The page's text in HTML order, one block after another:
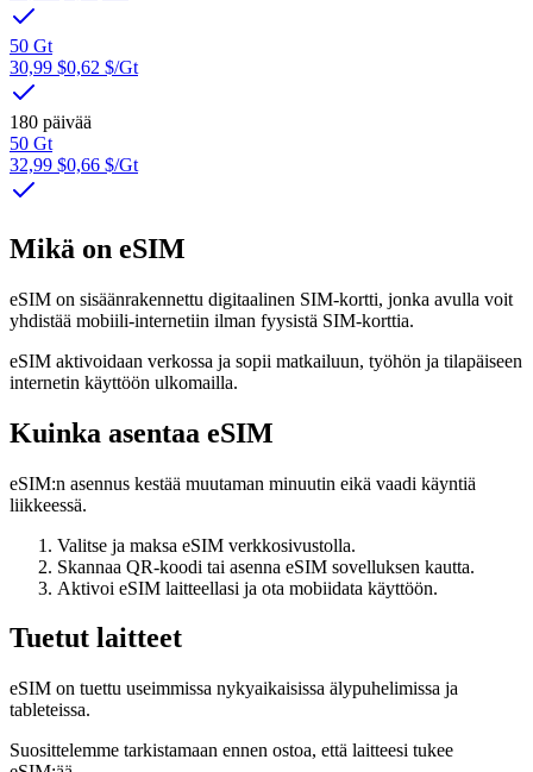
50 Gt
30,99 $0,62 $/Gt
180 päivää
50 Gt
32,99 $0,66 $/Gt
Mikä on eSIM
eSIM on sisäänrakennettu digitaalinen SIM-kortti, jonka avulla voit
yhdistää mobiili-internetiin ilman fyysistä SIM-korttia.
eSIM aktivoidaan verkossa ja sopii matkailuun, työhön ja tilapäiseen
internetin käyttöön ulkomailla.
Kuinka asentaa eSIM
eSIM:n asennus kestää muutaman minuutin eikä vaadi käyntiä
liikkeessä.
Valitse ja maksa eSIM verkkosivustolla.
Skannaa QR-koodi tai asenna eSIM sovelluksen kautta.
Aktivoi eSIM laitteellasi ja ota mobiidata käyttöön.
Tuetut laitteet
eSIM on tuettu useimmissa nykyaikaisissa älypuhelimissa ja
tableteissa.
Suosittelemme tarkistamaan ennen ostoa, että laitteesi tukee